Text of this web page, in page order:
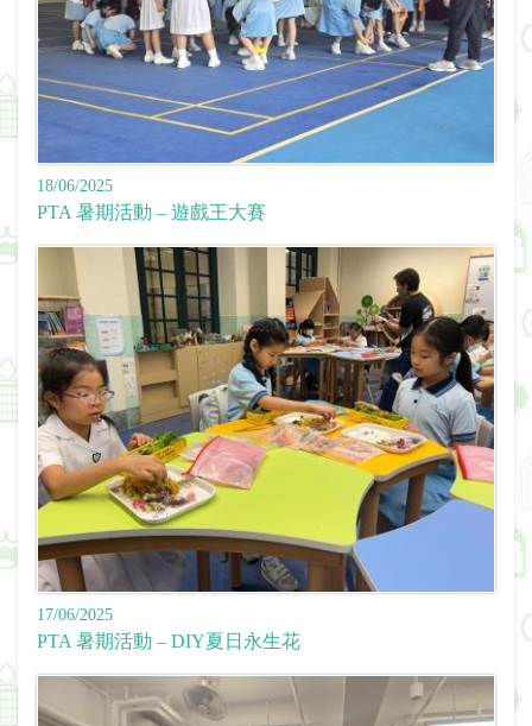
18/06/2025
PTA 暑期活動 – 遊戲王大賽
17/06/2025
PTA 暑期活動 – DIY夏日永生花